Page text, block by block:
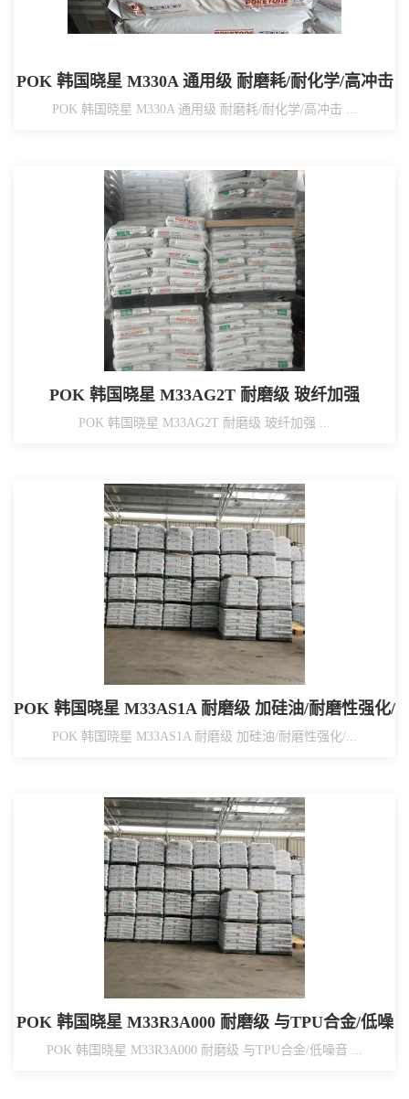
POK 韩国晓星 M330A 通用级 耐磨耗/耐化学/高冲击
POK 韩国晓星 M330A 通用级 耐磨耗/耐化学/高冲击 ...
POK 韩国晓星 M33AG2T 耐磨级 玻纤加强
POK 韩国晓星 M33AG2T 耐磨级 玻纤加强 ...
POK 韩国晓星 M33AS1A 耐磨级 加硅油/耐磨性强化/
低噪音
POK 韩国晓星 M33AS1A 耐磨级 加硅油/耐磨性强化/...
POK 韩国晓星 M33R3A000 耐磨级 与TPU合金/低噪
音
POK 韩国晓星 M33R3A000 耐磨级 与TPU合金/低噪音 ...